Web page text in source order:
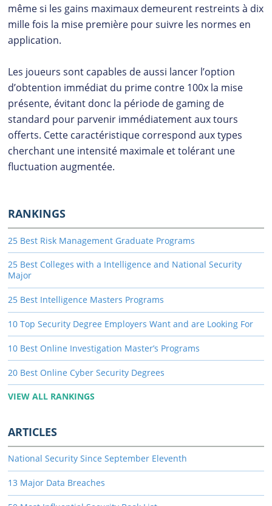
même si les gains maximaux demeurent restreints à dix
mille fois la mise première pour suivre les normes en
application.
Les joueurs sont capables de aussi lancer l’option
d’obtention immédiat du prime contre 100x la mise
présente, évitant donc la période de gaming de
standard pour parvenir immédiatement aux tours
offerts. Cette caractéristique correspond aux types
cherchant une intensité maximale et tolérant une
fluctuation augmentée.
RANKINGS
25 Best Risk Management Graduate Programs
25 Best Colleges with a Intelligence and National Security
Major
25 Best Intelligence Masters Programs
10 Top Security Degree Employers Want and are Looking For
10 Best Online Investigation Master’s Programs
20 Best Online Cyber Security Degrees
VIEW ALL RANKINGS
ARTICLES
National Security Since September Eleventh
13 Major Data Breaches